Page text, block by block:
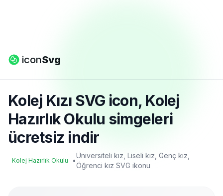
iconSvg
Kolej Kızı SVG icon, Kolej
Hazırlık Okulu simgeleri
ücretsiz indir
Kolej Hazırlık Okulu •
Üniversiteli kız, Liseli kız, Genç kız,
Öğrenci kız SVG ikonu